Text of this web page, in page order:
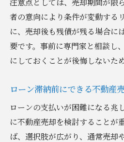
者の意向により条件が変動する
に、売却後も残債が残る場合に
要です。事前に専門家と相談し
にしておくことが後悔しないた
ローン滞納前にできる不動産
ローンの支払いが困難になる兆
に不動産売却を検討することが
ば、選択肢が広がり、通常売却